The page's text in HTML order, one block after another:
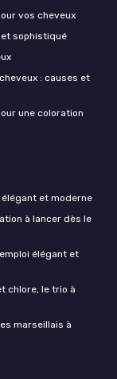
vos cheveux
sophistiqué
: causes et
une coloration
et moderne
à lancer dès le
élégant et
chlore, le trio à
marseillais à